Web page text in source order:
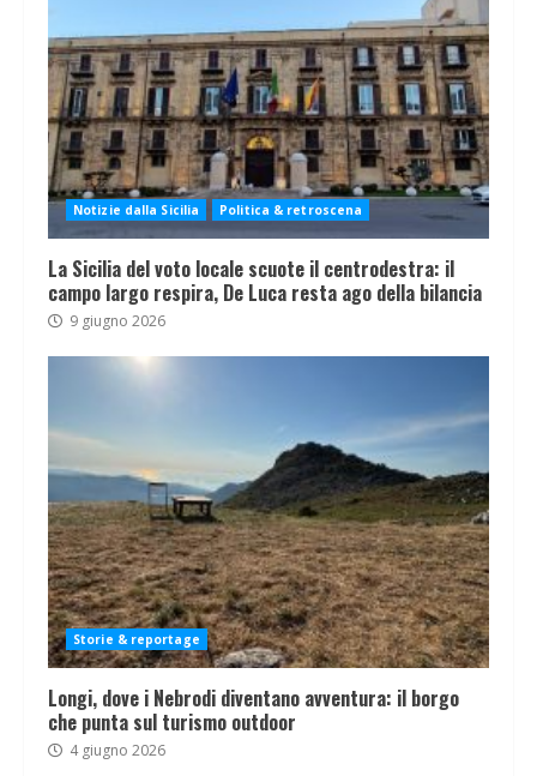
Notizie dalla Sicilia Politica & retroscena
La Sicilia del voto locale scuote il centrodestra: il
campo largo respira, De Luca resta ago della bilancia
9 giugno 2026
Storie & reportage
Longi, dove i Nebrodi diventano avventura: il borgo
che punta sul turismo outdoor
4 giugno 2026